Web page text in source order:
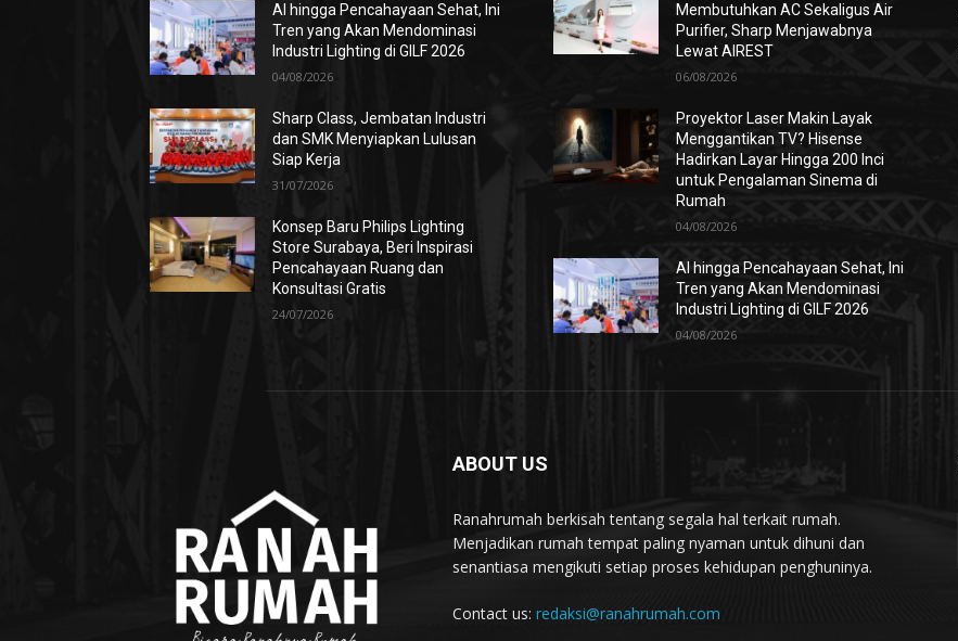
AI hingga Pencahayaan Sehat, Ini
Tren yang Akan Mendominasi
Industri Lighting di GILF 2026
04/08/2026
Sharp Class, Jembatan Industri
dan SMK Menyiapkan Lulusan
Siap Kerja
31/07/2026
Konsep Baru Philips Lighting
Store Surabaya, Beri Inspirasi
Pencahayaan Ruang dan
Konsultasi Gratis
24/07/2026
Membutuhkan AC Sekaligus Air
Purifier, Sharp Menjawabnya
Lewat AIREST
06/08/2026
Proyektor Laser Makin Layak
Menggantikan TV? Hisense
Hadirkan Layar Hingga 200 Inci
untuk Pengalaman Sinema di
Rumah
04/08/2026
AI hingga Pencahayaan Sehat, Ini
Tren yang Akan Mendominasi
Industri Lighting di GILF 2026
04/08/2026
ABOUT US
Ranahrumah berkisah tentang segala hal terkait rumah.
Menjadikan rumah tempat paling nyaman untuk dihuni dan
senantiasa mengikuti setiap proses kehidupan penghuninya.
Contact us: redaksi@ranahrumah.com